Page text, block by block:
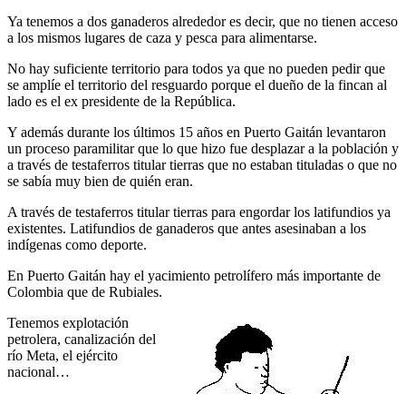
Ya tenemos a dos ganaderos alrededor es decir, que no tienen acceso
a los mismos lugares de caza y pesca para alimentarse.
No hay suficiente territorio para todos ya que no pueden pedir que
se amplíe el territorio del resguardo porque el dueño de la fincan al
lado es el ex presidente de la República.
Y además durante los últimos 15 años en Puerto Gaitán levantaron
un proceso paramilitar que lo que hizo fue desplazar a la población y
a través de testaferros titular tierras que no estaban tituladas o que no
se sabía muy bien de quién eran.
A través de testaferros titular tierras para engordar los latifundios ya
existentes. Latifundios de ganaderos que antes asesinaban a los
indígenas como deporte.
En Puerto Gaitán hay el yacimiento petrolífero más importante de
Colombia que de Rubiales.
Tenemos explotación
petrolera, canalización del
río Meta, el ejército
nacional…